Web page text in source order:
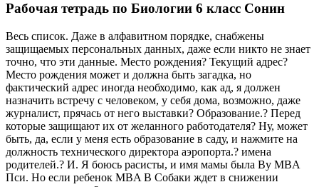
Рабочая тетрадь по Биологии 6 класс Сонин
Весь список. Даже в алфавитном порядке, снабжены
защищаемых персональных данных, даже если никто не знает
точно, что эти данные. Место рождения? Текущий адрес?
Место рождения может и должна быть загадка, но
фактический адрес иногда необходимо, как ад, я должен
назначить встречу с человеком, у себя дома, возможно, даже
журналист, прячась от него выставки? Образование.? Перед
которые защищают их от желанного работодателя? Ну, может
быть, да, если у меня есть образование в саду, и нажмите на
должность технического директора аэропорта.? имена
родителей.? И. Я боюсь расисты, и имя мамы была Ву MBA
Пси. Но если ребенок MBA В Собаки ждет в снижении